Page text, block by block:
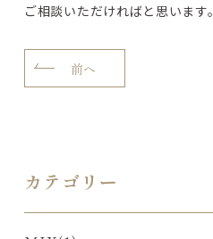
ご相談いただければと思います。
前へ
カテゴリー